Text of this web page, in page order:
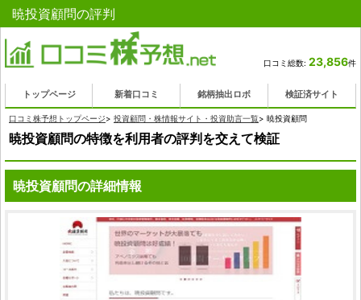
暁投資顧問の評判
口コミ総数: 23,856件
トップページ 新着口コミ 銘柄抽出ロボ 検証済サイト
口コミ株予想トップページ> 投資顧問・株情報サイト・投資助言一覧> 暁投資顧問
暁投資顧問の特徴を利用者の評判を交えて検証
暁投資顧問の詳細情報